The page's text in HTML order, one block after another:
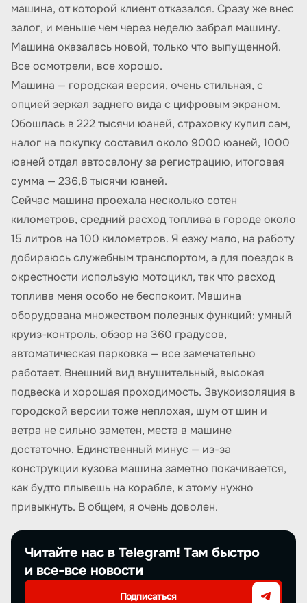
машина, от которой клиент отказался. Сразу же внес
залог, и меньше чем через неделю забрал машину.
Машина оказалась новой, только что выпущенной.
Все осмотрели, все хорошо.
Машина — городская версия, очень стильная, с
опцией зеркал заднего вида с цифровым экраном.
Обошлась в 222 тысячи юаней, страховку купил сам,
налог на покупку составил около 9000 юаней, 1000
юаней отдал автосалону за регистрацию, итоговая
сумма — 236,8 тысячи юаней.
Сейчас машина проехала несколько сотен
километров, средний расход топлива в городе около
15 литров на 100 километров. Я езжу мало, на работу
добираюсь служебным транспортом, а для поездок в
окрестности использую мотоцикл, так что расход
топлива меня особо не беспокоит. Машина
оборудована множеством полезных функций: умный
круиз-контроль, обзор на 360 градусов,
автоматическая парковка — все замечательно
работает. Внешний вид внушительный, высокая
подвеска и хорошая проходимость. Звукоизоляция в
городской версии тоже неплохая, шум от шин и
ветра не сильно заметен, места в машине
достаточно. Единственный минус — из-за
конструкции кузова машина заметно покачивается,
как будто плывешь на корабле, к этому нужно
привыкнуть. В общем, я очень доволен.
Читайте нас в Telegram! Там быстро
и все-все новости
Подписаться